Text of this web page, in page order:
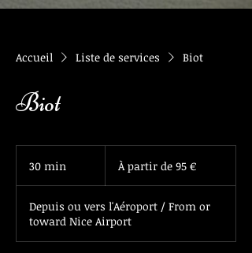
Accueil Liste de services Biot
Biot
30 min
i
n
partir
euros
À partir de 95 €
Depuis ou vers l'Aéroport / From or
toward Nice Airport